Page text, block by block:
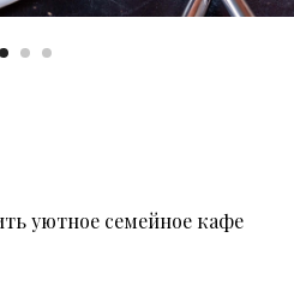
уютное семейное кафе